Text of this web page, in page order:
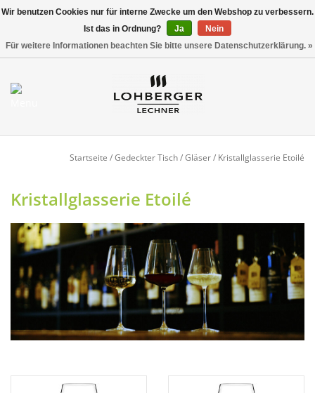
Mein Konto / Kundenkonto
NEU
Gedeckter Tisch
Buffet
Fingerfood
Startseite /Gedeckter Tisch/Gläser/ Kristallglasserie Etoilé
Kristallglasserie Etoilé
Wir benutzen Cookies nur für interne Zwecke um den Webshop zu verbessern.
Ist das in Ordnung?
Ja
Nein
Für weitere Informationen beachten Sie bitte unsere Datenschutzerklärung. »